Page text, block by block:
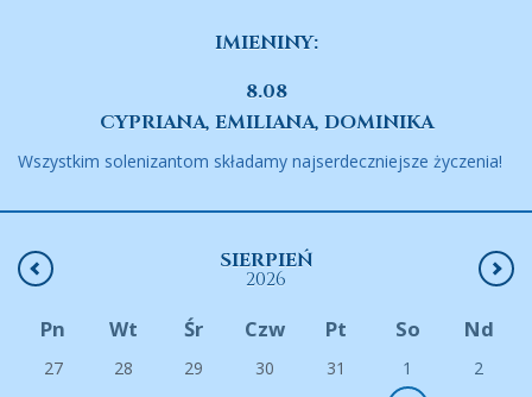
IMIENINY:
8.08
CYPRIANA, EMILIANA, DOMINIKA
Wszystkim solenizantom składamy najserdeczniejsze życzenia!
SIERPIEŃ
2026
Pn Wt Śr Czw Pt So Nd
27 28 29 30 31 1
2